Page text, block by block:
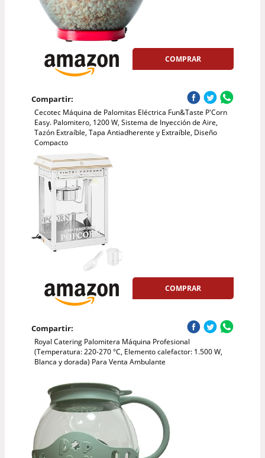
COMPRAR
Compartir:
Cecotec Máquina de Palomitas Eléctrica Fun&Taste P'Corn
Easy. Palomitero, 1200 W, Sistema de Inyección de Aire,
Tazón Extraíble, Tapa Antiadherente y Extraíble, Diseño
Compacto
COMPRAR
Compartir:
Royal Catering Palomitera Máquina Profesional
(Temperatura: 220-270 °C, Elemento calefactor: 1.500 W,
Blanca y dorada) Para Venta Ambulante